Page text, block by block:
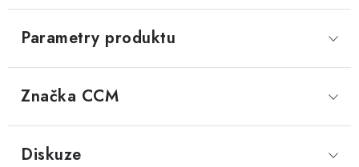
Parametry produktu
Značka CCM
Diskuze